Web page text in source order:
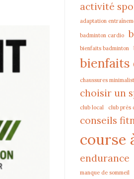
activité
adaptation
badminton cardio
bienfaits badminton
bienfaits
chaussures
choisir un
club local
club près
conseils
course
endurance
manque de sommeil